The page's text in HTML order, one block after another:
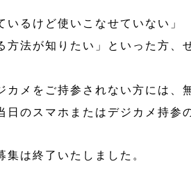
いるけど使いこなせていない」
方法が知りたい」といった方、
メをご持参されない方には、
日のスマホまたはデジカメ持参
集は終了いたしました。